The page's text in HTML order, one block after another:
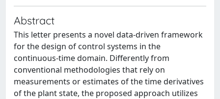
Abstract
This letter presents a novel data-driven framework
for the design of control systems in the
continuous-time domain. Differently from
conventional methodologies that rely on
measurements or estimates of the time derivatives
of the plant state, the proposed approach utilizes